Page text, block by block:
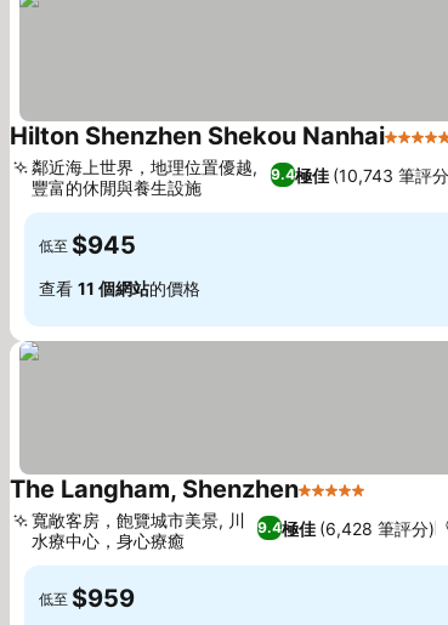
Hilton Shenzhen Shekou Nanhai5 星級
9.4極佳 (10,743 筆評
鄰近海上世界，地理位置優越,
豐富的休閒與養生設施
低至 $945
查看 11 個網站的價格
The Langham, Shenzhen5 星級
9.4極佳 (6,428 筆評分)
寬敞客房，飽覽城市美景, 川
水療中心，身心療癒
低至 $959